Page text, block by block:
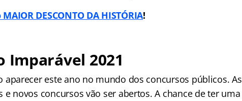
DESCONTO DA HISTÓRIA!
Imparável 2021
aparecer este ano no mundo dos concursos públicos. As
e novos concursos vão ser abertos. A chance de ter uma